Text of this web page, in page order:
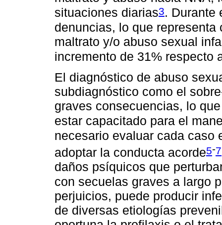
situaciones diarias3. Durante
denuncias, lo que
maltrato y/o abuso sexual
incremento de 31% respecto
El diagnóstico de abuso
subdiagnóstico como el
graves consecuencias, lo
estar capacitado para el
necesario evaluar cada caso
adoptar la conducta acorde5-7
daños psíquicos que
con secuelas graves a largo
perjuicios, puede producir
de diversas etiologías